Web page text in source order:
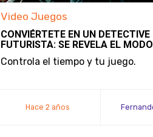
Video Juegos
CONVIÉRTETE EN UN DETECTIVE
FUTURISTA: SE REVELA EL
JUEGO Y LA FECHA DE
NOBODY WANTS TO DIE
Controla el tiempo y tu juego.
Hace 2 años